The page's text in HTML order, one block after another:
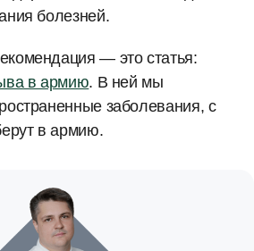
болезней.
— это статья:
в армию. В ней мы
заболевания, с
в армию.